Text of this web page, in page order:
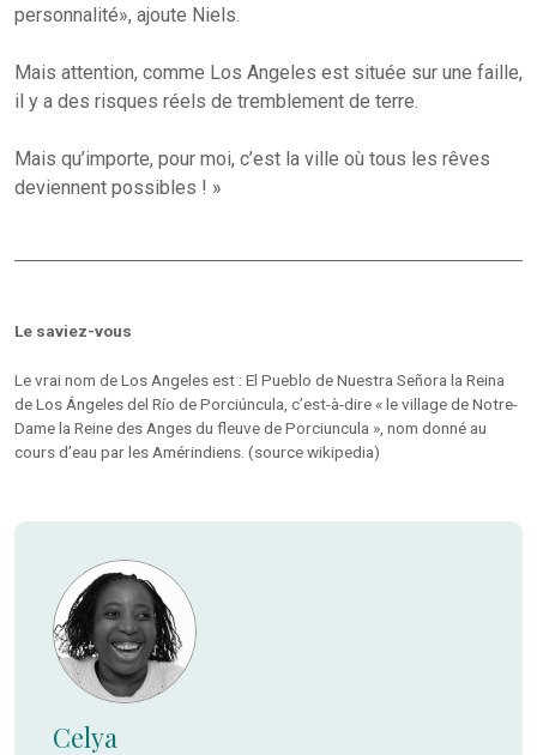
personnalité», ajoute Niels.
Mais attention, comme Los Angeles est située sur une faille,
il y a des risques réels de tremblement de terre.
Mais qu’importe, pour moi, c’est la ville où tous les rêves
deviennent possibles ! »
Le saviez-vous
Le vrai nom de Los Angeles est : El Pueblo de Nuestra Señora la Reina
de Los Ángeles del Río de Porciúncula, c’est-à-dire « le village de Notre-
Dame la Reine des Anges du fleuve de Porciuncula », nom donné au
cours d’eau par les Amérindiens. (source wikipedia)
Celya